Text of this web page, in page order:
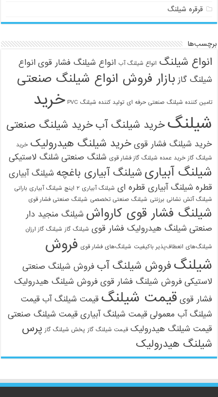
قرقره شیلنگ
برچسب‌ها
انواع شیلنگ انواع شیلنگ آب انواع شیلنگ فشار قوی انواع
شیلنگ گاز بازار فروش انواع شیلنگ صنعتی
تامین کننده شیلنگ صنعتی حرفه ای تولید کننده شیلنگ PVC
خرید
شیلنگخرید شیلنگ آبخرید شیلنگ صنعتی
خرید شیلنگ فشار قوی خرید شیلنگ هیدرولیک خرید
شیلنگ گاز خرید عمده شیلنگ گاز فشار قوی شلنگ صنعتی شلنگ لاستیکی
شیلنگ آبیاری شیلنگ آبیاری باغچه شیلنگ آبیاری
قطره شیلنگ آبیاری قطره ای شیلنگ آبیاری ۲ اینچ شیلنگ آبیاری بارانی
شیلنگ آتش نشانی برزنتی شیلنگ صنعتی تخصصی شیلنگ صنعتی فشار قوی
شیلنگ فشار قوی کارواش شیلنگ منجید دار
صنعتی شیلنگ هیدرولیک فشار قوی شیلنگ گاز شیلنگ گاز ارزان
شیلنگ‌های انعطاف‌پذیر باکیفیت شیلنگ‌های فشار قوی فروش
شیلنگ فروش شیلنگ آب فروش شیلنگ صنعتی
لاستیکی فروش شیلنگ فشار قوی فروش شیلنگ هیدرولیک
فشار قوی قیمت شیلنگ قیمت شیلنگ آب قیمت
شیلنگ آب معمولی قیمت شیلنگ آبیاری قیمت شیلنگ صنعتی
قیمت شیلنگ هیدرولیک قیمت شیلنگ گاز پخش شیلنگ گاز پرس
شیلنگ هیدرولیک